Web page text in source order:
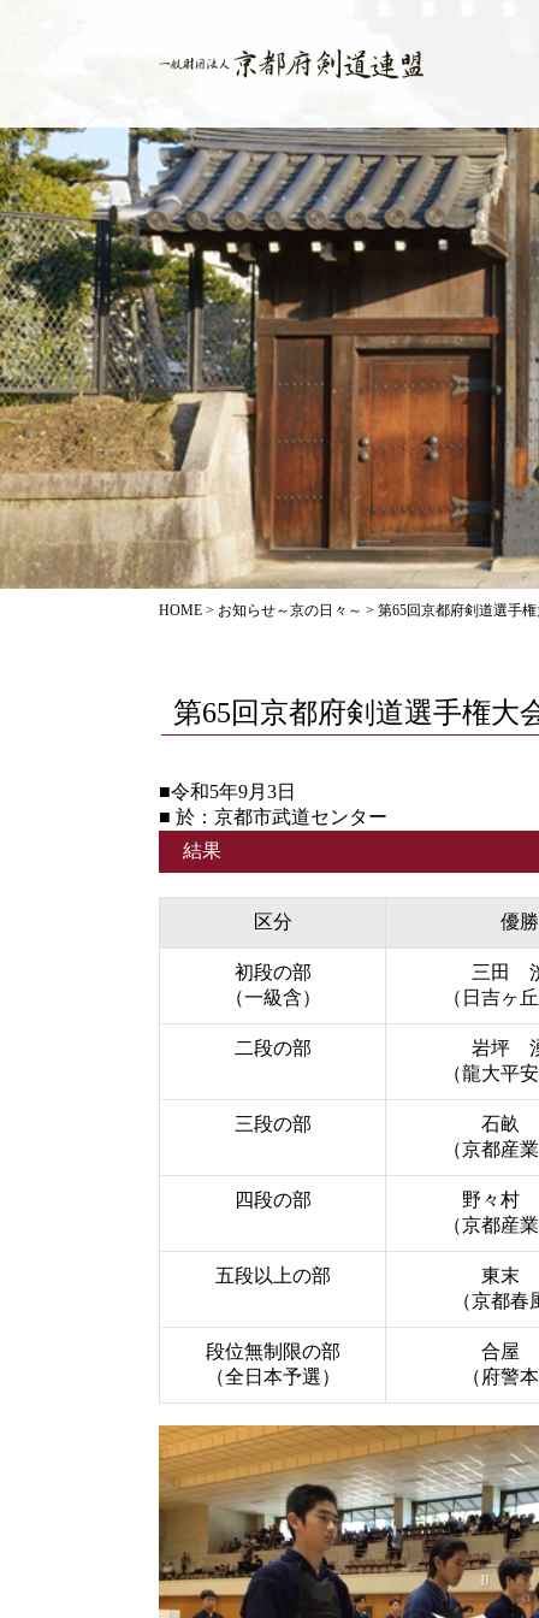
HOME > お知らせ～京の日々～ > 第65回京都府剣道選手
第65回京都府剣道選手権大
■令和5年9月3日
■ 於：京都市武道センター
結果
区分 優勝
初段の部
（一級含）
三田
（日吉ヶ
二段の部
岩坪
（龍大平
三段の部
石畝
（京都産
四段の部
野々村
（京都産
五段以上の部
東末
（京都春
段位無制限の部
（全日本予選）
合屋
（府警